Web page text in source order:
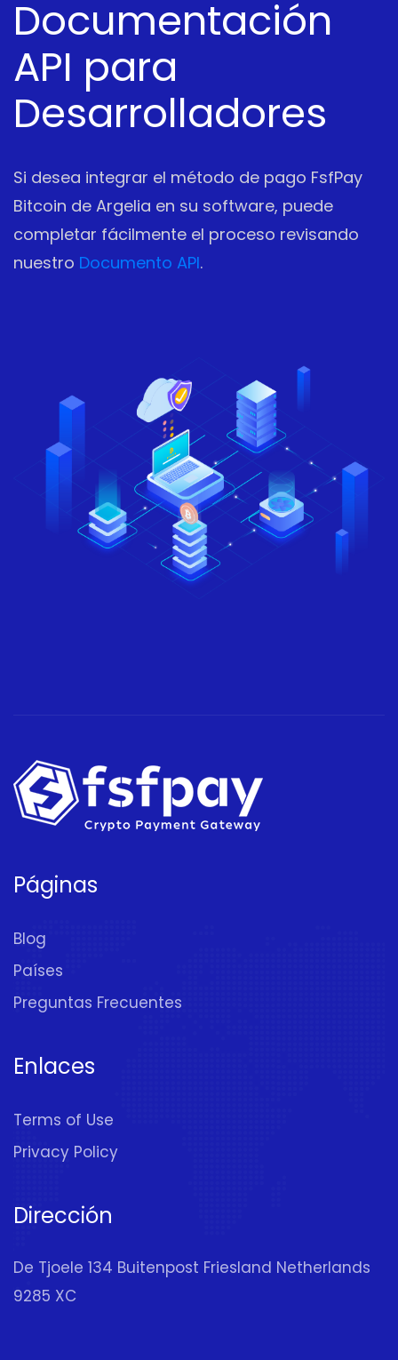
Documentación
API para
Desarrolladores
Si desea integrar el método de pago FsfPay
Bitcoin de Argelia en su software, puede
completar fácilmente el proceso revisando
nuestro Documento API.
Páginas
Blog
Países
Preguntas Frecuentes
Enlaces
Terms of Use
Privacy Policy
Dirección
De Tjoele 134 Buitenpost Friesland Netherlands
9285 XC